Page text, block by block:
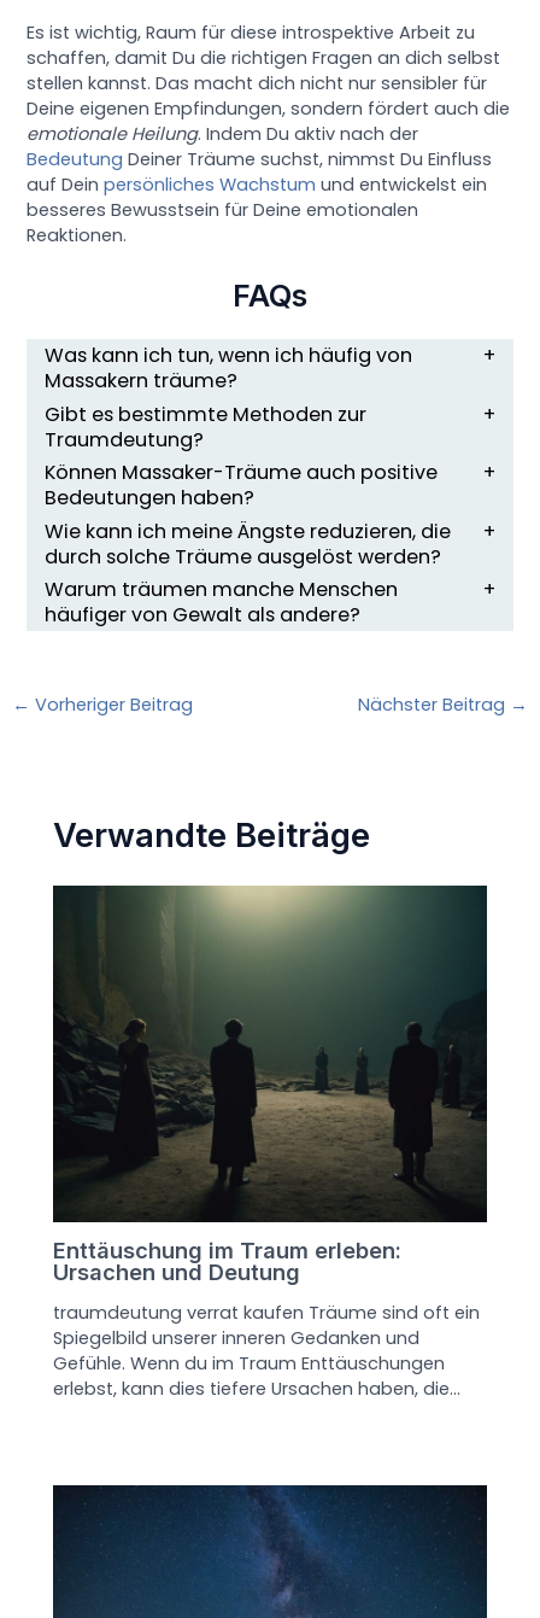
Es ist wichtig, Raum für diese introspektive Arbeit zu
schaffen, damit Du die richtigen Fragen an dich selbst
stellen kannst. Das macht dich nicht nur sensibler für
Deine eigenen Empfindungen, sondern fördert auch die
emotionale Heilung. Indem Du aktiv nach der
Bedeutung Deiner Träume suchst, nimmst Du Einfluss
auf Deinpersönliches Wachstum und entwickelst ein
besseres Bewusstsein für Deine emotionalen
Reaktionen.
FAQs
Was kann ich tun, wenn ich häufig von
Massakern träume?
Gibt es bestimmte Methoden zur
Traumdeutung?
Können Massaker-Träume auch positive
Bedeutungen haben?
Wie kann ich meine Ängste reduzieren, die
durch solche Träume ausgelöst werden?
Warum träumen manche Menschen
häufiger von Gewalt als andere?
← Vorheriger Beitrag Nächster Beitrag →
Verwandte Beiträge
Enttäuschung im Traum erleben:
Ursachen und Deutung
traumdeutung verrat kaufen Träume sind oft ein
Spiegelbild unserer inneren Gedanken und
Gefühle. Wenn du im Traum Enttäuschungen
erlebst, kann dies tiefere Ursachen haben, die…